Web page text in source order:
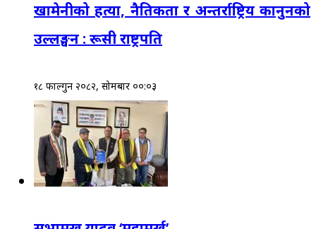
खामेनीको हत्या, नैतिकता र अन्तर्राष्ट्रिय कानुनको
उल्लङ्घन : रूसी राष्ट्रपति
१८ फाल्गुन २०८२, सोमबार ००:०३